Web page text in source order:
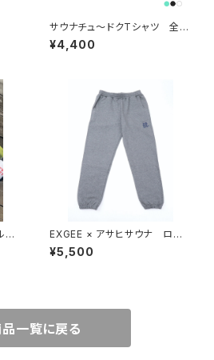
サウナチュ〜ドクTシャツ 全３
色
¥4,400
ル
EXGEE × アサヒサウナ ロゴ
スウェットパンツ
¥5,500
一覧に戻る